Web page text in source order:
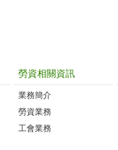
勞資相關資訊
業務簡介
勞資業務
工會業務